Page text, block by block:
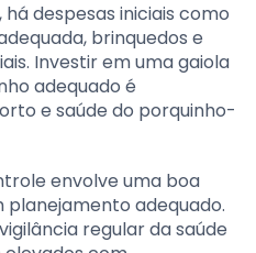
despesas iniciais como
brinquedos e
Investir em uma gaiola
adequado é
e saúde do porquinho-
envolve uma boa
planejamento adequado.
regular da saúde